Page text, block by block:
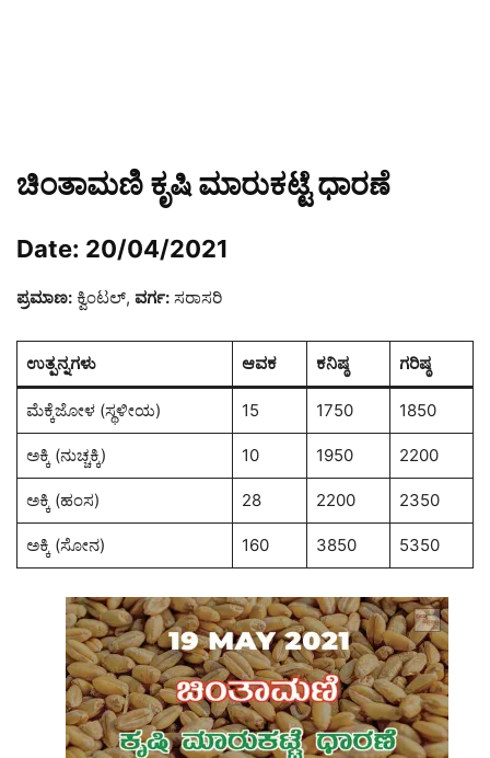
ಚಿಂತಾಮಣಿ ಕೃಷಿ ಮಾರುಕಟ್ಟೆ ಧಾರಣೆ
Date: 20/04/2021
ಪ್ರಮಾಣ: ಕ್ವಿಂಟಲ್, ವರ್ಗ: ಸರಾಸರಿ
ಉತ್ಪನ್ನಗಳು ಆವಕ ಕನಿಷ್ಠ ಗರಿಷ್ಠ
ಮೆಕ್ಕೆಜೋಳ (ಸ್ಥಳೀಯ) 15 1750 1850
ಅಕ್ಕಿ (ನುಚ್ಚಕ್ಕಿ) 10 1950 2200
ಅಕ್ಕಿ (ಹಂಸ) 28 2200 2350
ಅಕ್ಕಿ (ಸೋನ) 160 3850 5350